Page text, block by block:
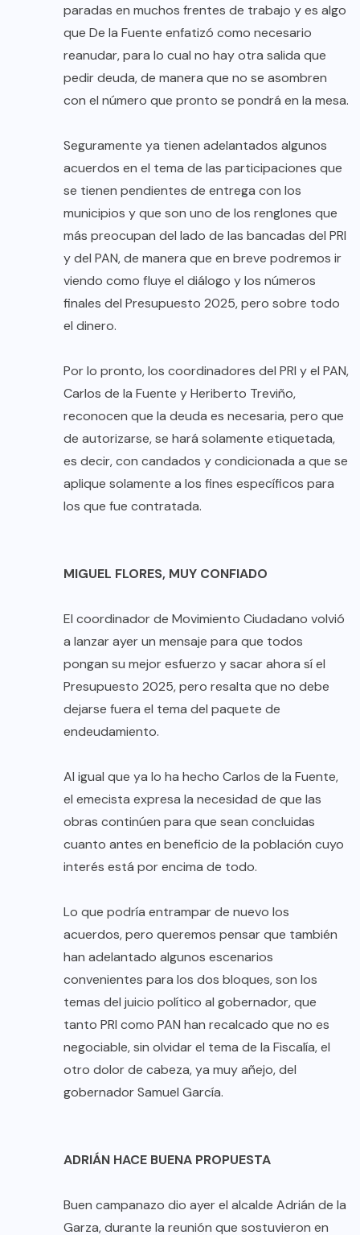
paradas en muchos frentes de trabajo y es algo
que De la Fuente enfatizó como necesario
reanudar, para lo cual no hay otra salida que
pedir deuda, de manera que no se asombren
con el número que pronto se pondrá en la mesa.
Seguramente ya tienen adelantados algunos
acuerdos en el tema de las participaciones que
se tienen pendientes de entrega con los
municipios y que son uno de los renglones que
más preocupan del lado de las bancadas del PRI
y del PAN, de manera que en breve podremos ir
viendo como fluye el diálogo y los números
finales del Presupuesto 2025, pero sobre todo
el dinero.
Por lo pronto, los coordinadores del PRI y el PAN,
Carlos de la Fuente y Heriberto Treviño,
reconocen que la deuda es necesaria, pero que
de autorizarse, se hará solamente etiquetada,
es decir, con candados y condicionada a que se
aplique solamente a los fines específicos para
los que fue contratada.
MIGUEL FLORES, MUY CONFIADO
El coordinador de Movimiento Ciudadano volvió
a lanzar ayer un mensaje para que todos
pongan su mejor esfuerzo y sacar ahora sí el
Presupuesto 2025, pero resalta que no debe
dejarse fuera el tema del paquete de
endeudamiento.
Al igual que ya lo ha hecho Carlos de la Fuente,
el emecista expresa la necesidad de que las
obras continúen para que sean concluidas
cuanto antes en beneficio de la población cuyo
interés está por encima de todo.
Lo que podría entrampar de nuevo los
acuerdos, pero queremos pensar que también
han adelantado algunos escenarios
convenientes para los dos bloques, son los
temas del juicio político al gobernador, que
tanto PRI como PAN han recalcado que no es
negociable, sin olvidar el tema de la Fiscalía, el
otro dolor de cabeza, ya muy añejo, del
gobernador Samuel García.
ADRIÁN HACE BUENA PROPUESTA
Buen campanazo dio ayer el alcalde Adrián de la
Garza, durante la reunión que sostuvieron en